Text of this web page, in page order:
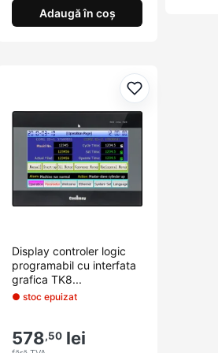
Adaugă în coș
la favorite Adaugă la
Display controler logic
programabil cu interfata
grafica TK8...
● stoc epuizat
578,50 lei